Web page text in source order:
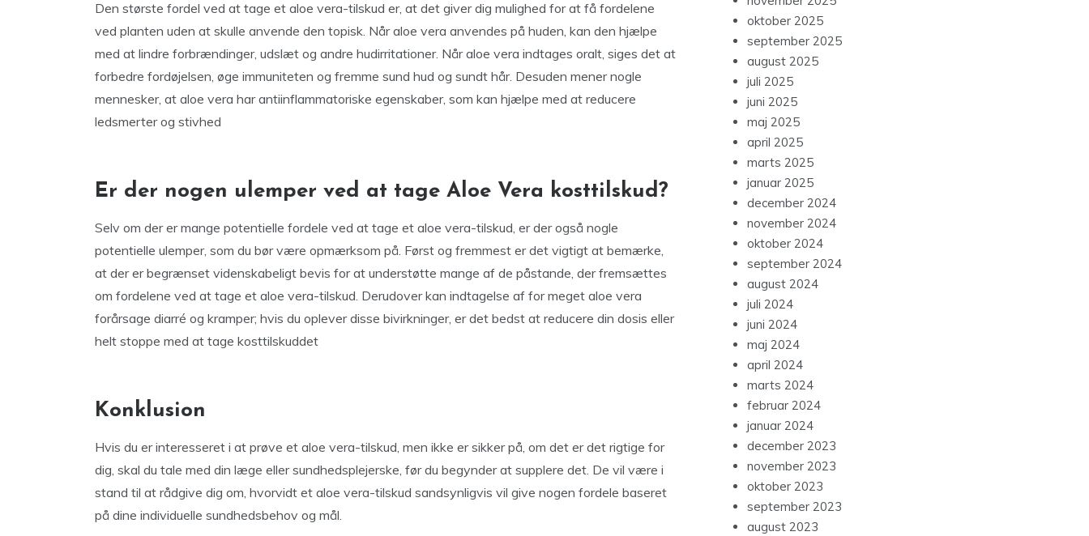
Den største fordel ved at tage et aloe vera-tilskud er, at det giver dig mulighed for at få fordelene
ved planten uden at skulle anvende den topisk. Når aloe vera anvendes på huden, kan den hjælpe
med at lindre forbrændinger, udslæt og andre hudirritationer. Når aloe vera indtages oralt, siges det at
forbedre fordøjelsen, øge immuniteten og fremme sund hud og sundt hår. Desuden mener nogle
mennesker, at aloe vera har antiinflammatoriske egenskaber, som kan hjælpe med at reducere
ledsmerter og stivhed
Er der nogen ulemper ved at tage Aloe Vera kosttilskud?
Selv om der er mange potentielle fordele ved at tage et aloe vera-tilskud, er der også nogle
potentielle ulemper, som du bør være opmærksom på. Først og fremmest er det vigtigt at bemærke,
at der er begrænset videnskabeligt bevis for at understøtte mange af de påstande, der fremsættes
om fordelene ved at tage et aloe vera-tilskud. Derudover kan indtagelse af for meget aloe vera
forårsage diarré og kramper; hvis du oplever disse bivirkninger, er det bedst at reducere din dosis eller
helt stoppe med at tage kosttilskuddet
Konklusion
Hvis du er interesseret i at prøve et aloe vera-tilskud, men ikke er sikker på, om det er det rigtige for
dig, skal du tale med din læge eller sundhedsplejerske, før du begynder at supplere det. De vil være i
stand til at rådgive dig om, hvorvidt et aloe vera-tilskud sandsynligvis vil give nogen fordele baseret
på dine individuelle sundhedsbehov og mål.
oktober 2025
september 2025
august 2025
juli 2025
juni 2025
maj 2025
april 2025
marts 2025
januar 2025
december 2024
november 2024
oktober 2024
september 2024
august 2024
juli 2024
juni 2024
maj 2024
april 2024
marts 2024
februar 2024
januar 2024
december 2023
november 2023
oktober 2023
september 2023
august 2023